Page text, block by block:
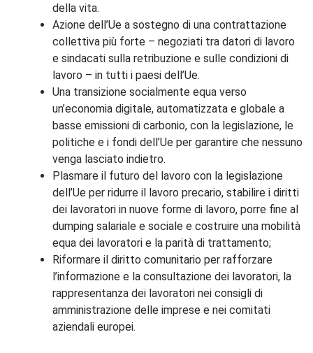
della vita.
Azione dell’Ue a sostegno di una contrattazione
collettiva più forte – negoziati tra datori di lavoro
e sindacati sulla retribuzione e sulle condizioni di
lavoro – in tutti i paesi dell’Ue.
Una transizione socialmente equa verso
un’economia digitale, automatizzata e globale a
basse emissioni di carbonio, con la legislazione, le
politiche e i fondi dell’Ue per garantire che nessuno
venga lasciato indietro.
Plasmare il futuro del lavoro con la legislazione
dell’Ue per ridurre il lavoro precario, stabilire i diritti
dei lavoratori in nuove forme di lavoro, porre fine al
dumping salariale e sociale e costruire una mobilità
equa dei lavoratori e la parità di trattamento;
Riformare il diritto comunitario per rafforzare
l’informazione e la consultazione dei lavoratori, la
rappresentanza dei lavoratori nei consigli di
amministrazione delle imprese e nei comitati
aziendali europei.